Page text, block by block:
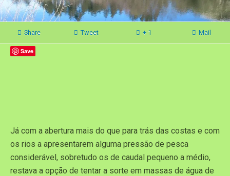
Share Tweet + 1 Mail
Save
Já com a abertura mais do que para trás das costas e com
os rios a apresentarem alguma pressão de pesca
considerável, sobretudo os de caudal pequeno a médio,
restava a opção de tentar a sorte em massas de água de